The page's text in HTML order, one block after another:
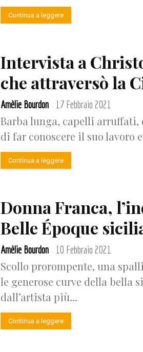
Continua a leggere
Intervista a
che attraversò la
Amèlie Bourdon - 17 Febbraio 2021
Barba lunga, capelli
di far conoscere il suo lavoro
Continua a leggere
Donna Franca,
Belle Époque
Amèlie Bourdon - 10 Febbraio 2021
Scollo prorompente, una
le generose curve della bella
dall’artista più...
Continua a leggere